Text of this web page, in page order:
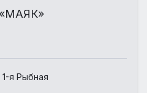
«МАЯК»
я Рыбная